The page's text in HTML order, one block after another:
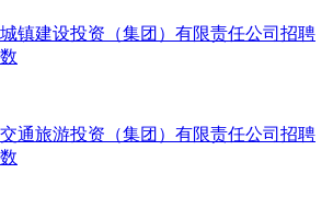
镇建设投资（集团）有限责任公司招聘
通旅游投资（集团）有限责任公司招聘